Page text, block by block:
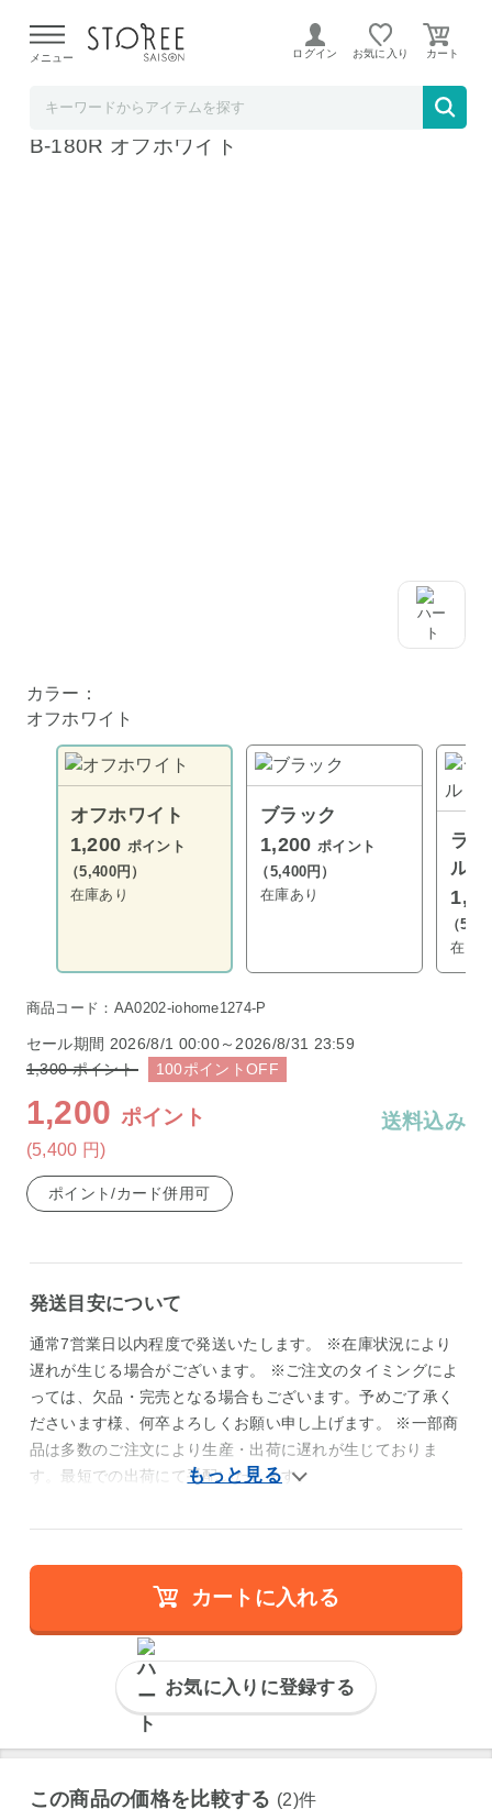
よる配送遅延が発生しております。
メニュー ログイン お気に入り
アイリスオーヤマ ナイトテーブル棚付き NT
B-180R オフホワイト
カラー：
オフホワイト
オフホワイト
1,200 ポイント
（5,400円）
在庫あり
ブラック
1,200 ポイント
（5,400円）
在庫あり
ラ
ル
（
在庫
商品コード：AA0202-iohome1274-P
セール期間 2026/8/1 00:00～2026/8/31 23:59
1,300ポイント 100ポイントOFF
1,200 ポイント
(5,400 円)
送料込み
ポイント/カード併用可
発送目安について
通常7営業日以内程度で発送いたします。 ※在庫状況により
遅れが生じる場合がございます。 ※ご注文のタイミングによ
っては、欠品・完売となる場合もございます。予めご了承く
ださいます様、何卒よろしくお願い申し上げます。 ※一部商
品は多数のご注文により生産・出荷に遅れが生じておりま
す。最短での出荷にて手配いたします。
カートに入れる
お気に入りに登録する
この商品の価格を比較する (2)件